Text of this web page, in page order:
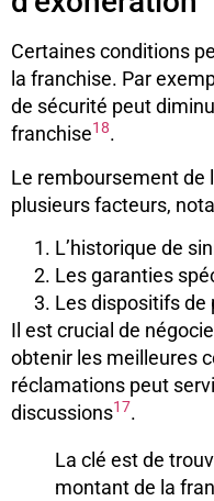
Certaines conditions
la franchise. Par
de sécurité peut
franchise18.
Le remboursement de
plusieurs facteurs,
L’historique de
Les garanties
Les dispositifs de
Il est crucial de
obtenir les meilleures
réclamations peut
discussions17.
La clé est de
montant de la